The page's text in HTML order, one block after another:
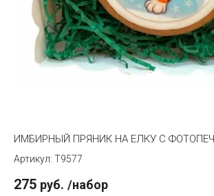
ИМБИРНЫЙ ПРЯНИК НА ЕЛКУ С
T9577
275 руб. /набор